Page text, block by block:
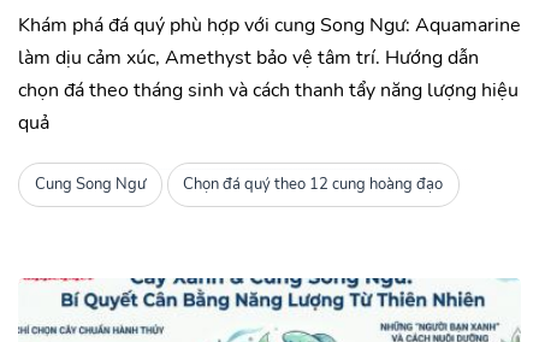
Khám phá đá quý phù hợp với cung Song Ngư: Aquamarine
làm dịu cảm xúc, Amethyst bảo vệ tâm trí. Hướng dẫn
chọn đá theo tháng sinh và cách thanh tẩy năng lượng hiệu
quả
Cung Song Ngư Chọn đá quý theo 12 cung hoàng đạo